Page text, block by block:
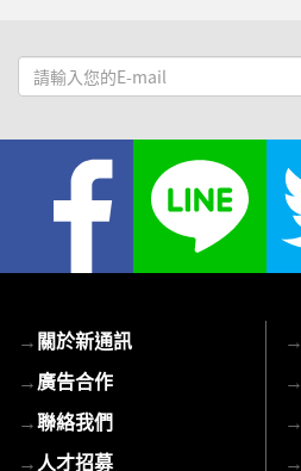
請
輸
→關於新通訊
→廣告合作
→聯絡我們
→人才招募
→
→
→
→